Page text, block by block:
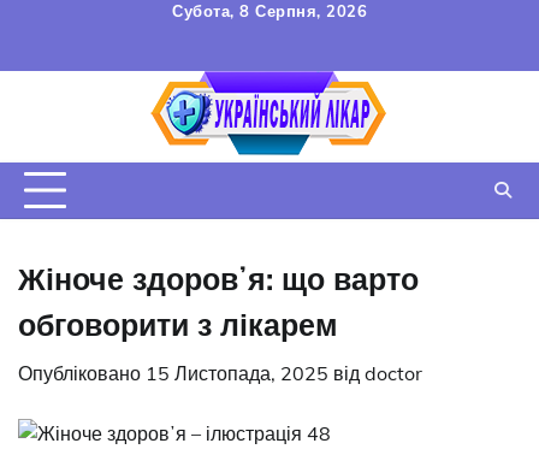
вмісту
Субота, 8 Серпня, 2026
КОРИСТУВАЧА
Жіноче здоровʼя: що варто
обговорити з лікарем
Опубліковано 15 Листопада, 2025 від doctor